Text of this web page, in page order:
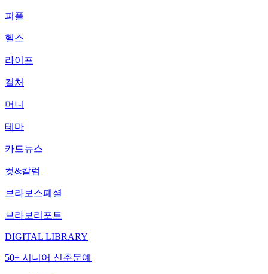
피플
헬스
라이프
컬처
머니
테마
카드뉴스
컷&칼럼
브라보스페셜
브라보리포트
DIGITAL LIBRARY
50+ 시니어 신춘문예